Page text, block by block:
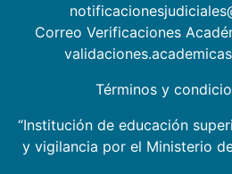
Correo Verificaciones
Términos y
“Institución de educación
y vigilancia por el Ministerio